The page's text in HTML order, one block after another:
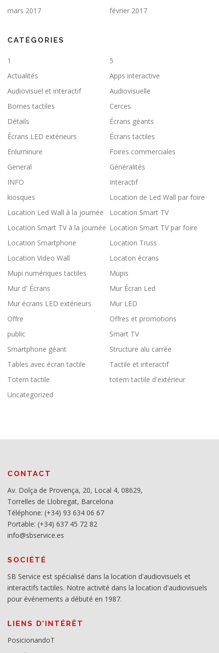
mars 2017
février 2017
CATÉGORIES
1
5
Actualités
Apps interactive
Audiovisuel et interactif
Audiovisuelle
Bornes tactiles
Cerces
Détails
Écrans géants
Écrans LED extérieurs
Écrans tactiles
Enluminure
Foires commerciales
General
Généralités
INFO
Interactif
kiosques
Location de Led Wall par foire
Location Led Wall à la journée
Location Smart TV
Location Smart TV à la journée Location Smart TV par foire
Location Smartphone
Location Truss
Location Video Wall
Locaton écrans
Mupi numériques tactiles
Mupis
Mur d' Écrans
Mur Écran Led
Mur écrans LED extérieurs
Mur LED
Offre
Offres et promotions
public
Smart TV
Smartphone géant
Structure alu carrée
Tables avec écran tactile
Tactile et interactif
Totem tactile
totem tactile d'extérieur
Uncategorized
CONTACT
Av. Dolça de Provença, 20, Local 4, 08629,
Torrelles de Llobregat, Barcelona
Téléphone: (+34) 93 634 06 67
Portable: (+34) 637 45 72 82
info@sbservice.es
SOCIÉTÉ
SB Service est spécialisé dans la location d'audiovisuels et
interactifs tactiles. Notre activité dans la location d'audiovisuels
pour événements a débuté en 1987.
LIENS D’INTÉRÊT
PosicionandoT